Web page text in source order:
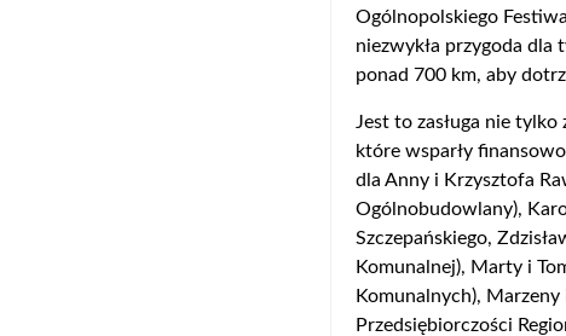
Ogólnopolskiego
niezwykła przygoda
ponad 700 km, aby
Jest to zasługa nie
które wsparły
dla Anny i Krzysztofa
Ogólnobudowlany),
Szczepańskiego,
Komunalnej), Marty i
Komunalnych),
Przedsiębiorczości